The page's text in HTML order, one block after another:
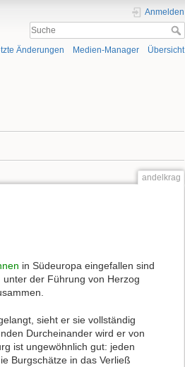
Anmelden
Änderungen Medien-Manager Übersicht
andelkrag
in Südeuropa eingefallen sind
der Führung von Herzog
sieht er sie vollständig
Durcheinander wird er von
ist ungewöhnlich gut: jeden
Burgschätze in das Verließ